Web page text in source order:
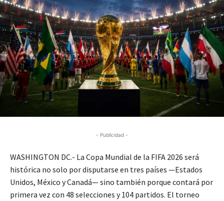
- Publicidad -
WASHINGTON DC.- La Copa Mundial de la FIFA 2026 será
histórica no solo por disputarse en tres países —Estados
Unidos, México yCanadá— sino también porque contará por
primera vez con 48 selecciones y 104 partidos. El torneo